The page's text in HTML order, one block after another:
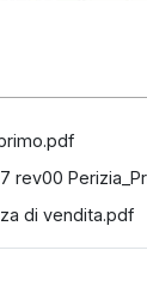
rev00
di vendita.pdf